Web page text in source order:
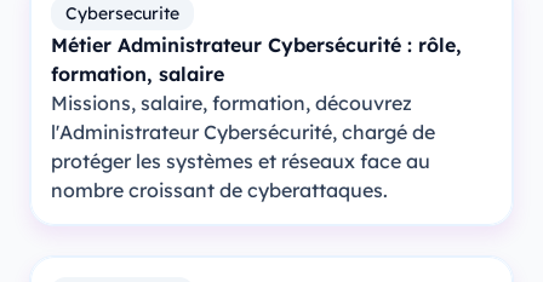
Cybersecurite
Métier Administrateur Cybersécurité : rôle,
formation, salaire
Missions, salaire, formation, découvrez
l'Administrateur Cybersécurité, chargé de
protéger les systèmes et réseaux face au
nombre croissant de cyberattaques.